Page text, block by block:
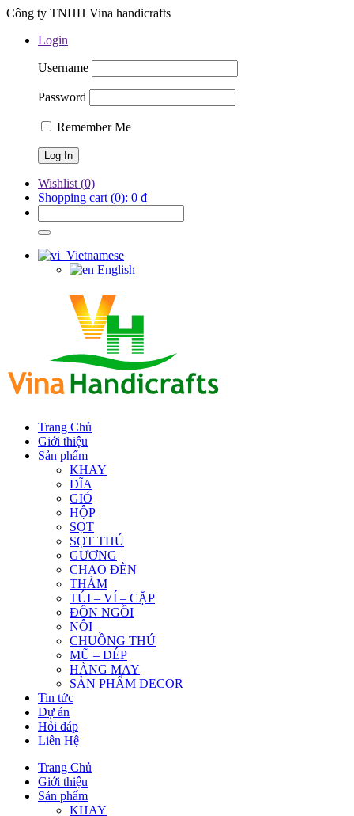
Công ty TNHH Vina handicrafts
Login
Username
Password
Remember Me
Wishlist (0)
Shopping cart (0): 0 ₫
Vietnamese
English
Trang Chủ
Giới thiệu
Sản phẩm
KHAY
ĐĨA
GIỎ
HỘP
SỌT
SỌT THÚ
GƯƠNG
CHAO ĐÈN
THẢM
TÚI – VÍ – CẶP
ĐÔN NGỒI
NÔI
CHUỒNG THÚ
MŨ – DÉP
HÀNG MAY
SẢN PHẨM DECOR
Tin tức
Dự án
Hỏi đáp
Liên Hệ
Trang Chủ
Giới thiệu
Sản phẩm
KHAY